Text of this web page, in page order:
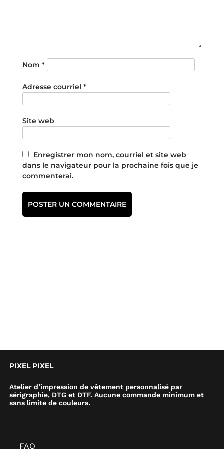
Nom *
Adresse courriel *
Site web
Enregistrer mon nom, courriel et site web
dans le navigateur pour la prochaine fois que je
commenterai.
PIXEL PIXEL
Atelier d’impression de vêtement personnalisé par
sérigraphie, DTG et DTF. Aucune commande minimum et
sans limite de couleurs.
FAQ